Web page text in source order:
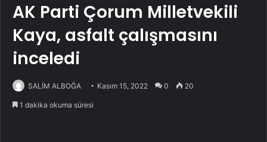
AK Parti Çorum Milletvekili
Kaya, asfalt çalışmasını
inceledi
SALİM ALBOĞA Kasım 15, 2022 0 20
1 dakika okuma süresi